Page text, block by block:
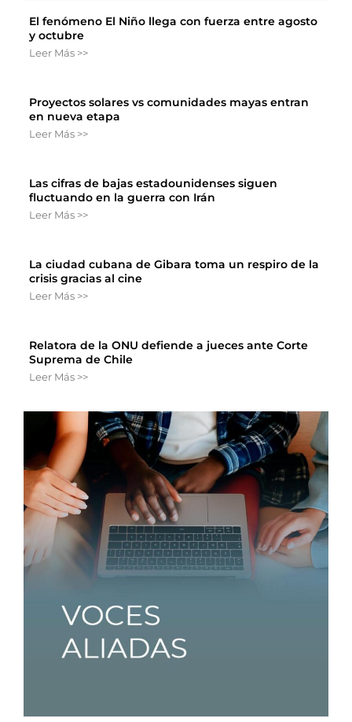
El fenómeno El Niño llega con fuerza entre agosto
y octubre
Leer Más >>
Proyectos solares vs comunidades mayas entran
en nueva etapa
Leer Más >>
Las cifras de bajas estadounidenses siguen
fluctuando en la guerra con Irán
Leer Más >>
La ciudad cubana de Gibara toma un respiro de la
crisis gracias al cine
Leer Más >>
Relatora de la ONU defiende a jueces ante Corte
Suprema de Chile
Leer Más >>